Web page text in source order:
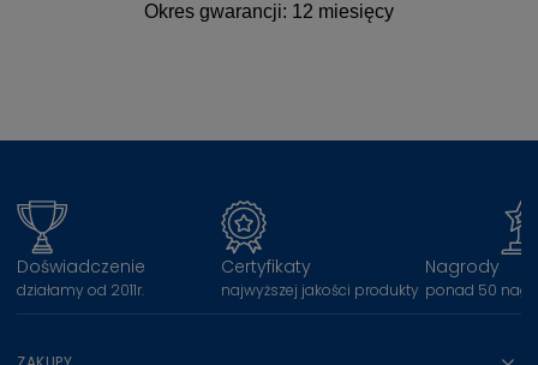
Okres gwarancji: 12 miesięcy
Doświadczenie
działamy od 2011r.
Certyfikaty
najwyższej jakości produkty
Nagrody
ponad 50